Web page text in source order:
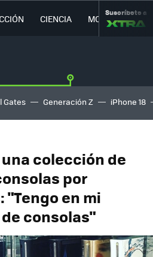
CIENCIA MOVILIDAD
Suscríbete a
Gates Generación Z iPhone 18
colección de
por
en mi
consolas"